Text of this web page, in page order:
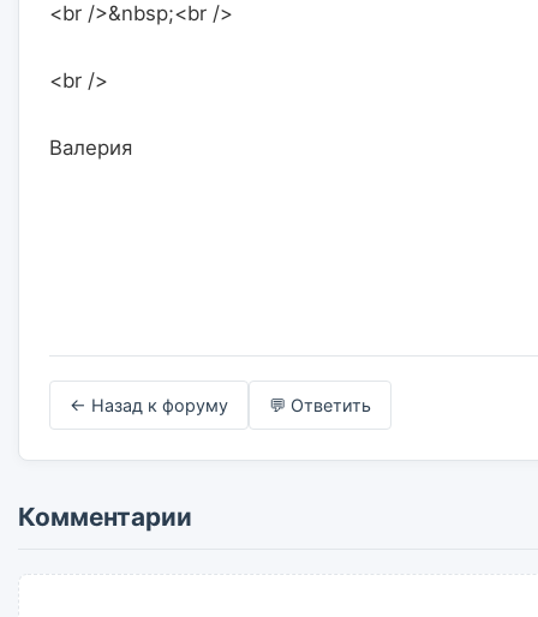
<br />&nbsp;<br />
<br />
Валерия
← Назад к форуму 💬 Ответить
Комментарии